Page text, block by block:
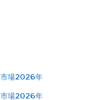
市場2026年
市場2026年